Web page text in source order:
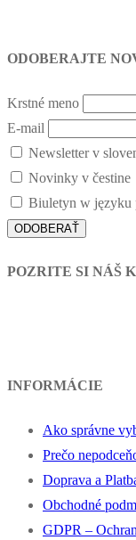
ODOBERAJTE
Krstné meno
E-mail
Newsletter v
Novinky v čestine
Biuletyn w języku
POZRITE SI NÁŠ
INFORMÁCIE
Ako správne
Prečo
Doprava a
Obchodné
GDPR –